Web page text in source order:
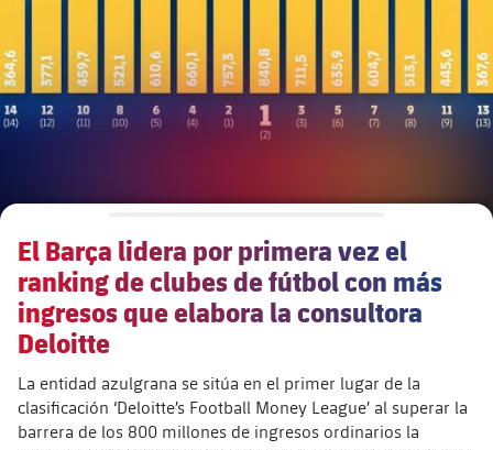
plusicon
más
Junta Directiva
chevron-right
label.aria.chevronright
Órganos
chevron-right
label.aria.chevronright
Documents
Comisiones y órganos
chevron-right
label.aria.chevronright
plusicon
más
Más que un club
Masia 360
La Masia
Década a década
Presidentes
Entrenadores
Entradas
Resultados
Jugadoras
Palmarés
Fotos
Jugadoras históricas
Calendario
Clasificaciones
Jugadores
Fotos
Historia
Contacto
Partidos
Noticias
Sobre Nosotros
Formativo masculino
plusicon
más
Fotos
Juvenil A
Juvenil B
SUB15
Fotos
Femenino B
Femenino C
Juvenil
Campus Verano
PLUSICON
MÁS
Primer Equipo
plusicon
más
Actualidad
Base
El Barça lidera por primera vez el
ranking de clubes de fútbol con más
ingresos que elabora la consultora
Deloitte
La entidad azulgrana se sitúa en el primer lugar de la
clasificación ‘Deloitte’s Football Money League’ al superar la
barrera de los 800 millones de ingresos ordinarios la